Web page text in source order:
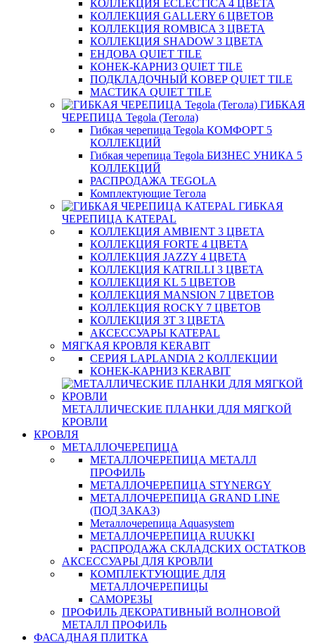
КОЛЛЕКЦИЯ ECLECTICA 4 ЦВЕТА
КОЛЛЕКЦИЯ GALLERY 6 ЦВЕТОВ
КОЛЛЕКЦИЯ ROMBICA 3 ЦВЕТА
КОЛЛЕКЦИЯ SHADOW 3 ЦВЕТА
ЕНДОВА QUIET TILE
КОНЕК-КАРНИЗ QUIET TILE
ПОДКЛАДОЧНЫЙ КОВЕР QUIET TILE
МАСТИКА QUIET TILE
ГИБКАЯ
ЧЕРЕПИЦА Tegola (Тегола)
Гибкая черепица Tegola КОМФОРТ 5
КОЛЛЕКЦИЙ
Гибкая черепица Tegola БИЗНЕС УНИКА 5
КОЛЛЕКЦИЙ
РАСПРОДАЖА TEGOLA
Комплектующие Тегола
ГИБКАЯ
ЧЕРЕПИЦА KATEPAL
КОЛЛЕКЦИЯ AMBIENT 3 ЦВЕТА
КОЛЛЕКЦИЯ FORTE 4 ЦВЕТА
КОЛЛЕКЦИЯ JAZZY 4 ЦВЕТА
КОЛЛЕКЦИЯ KATRILLI 3 ЦВЕТА
КОЛЛЕКЦИЯ KL 5 ЦВЕТОВ
КОЛЛЕКЦИЯ MANSION 7 ЦВЕТОВ
КОЛЛЕКЦИЯ ROCKY 7 ЦВЕТОВ
КОЛЛЕКЦИЯ ЗТ 3 ЦВЕТА
АКСЕССУАРЫ KATEPAL
МЯГКАЯ КРОВЛЯ KERABIT
СЕРИЯ LAPLANDIA 2 КОЛЛЕКЦИИ
КОНЕК-КАРНИЗ KERABIT
МЕТАЛЛИЧЕСКИЕ ПЛАНКИ ДЛЯ МЯГКОЙ
КРОВЛИ
КРОВЛЯ
МЕТАЛЛОЧЕРЕПИЦА
МЕТАЛЛОЧЕРЕПИЦА МЕТАЛЛ
ПРОФИЛЬ
МЕТАЛЛОЧЕРЕПИЦА STYNERGY
МЕТАЛЛОЧЕРЕПИЦА GRAND LINE
(ПОД ЗАКАЗ)
Металлочерепица Aquasystem
МЕТАЛЛОЧЕРЕПИЦА RUUKKI
РАСПРОДАЖА СКЛАДСКИХ ОСТАТКОВ
АКСЕССУАРЫ ДЛЯ КРОВЛИ
КОМПЛЕКТУЮЩИЕ ДЛЯ
МЕТАЛЛОЧЕРЕПИЦЫ
САМОРЕЗЫ
ПРОФИЛЬ ДЕКОРАТИВНЫЙ ВОЛНОВОЙ
МЕТАЛЛ ПРОФИЛЬ
ФАСАДНАЯ ПЛИТКА